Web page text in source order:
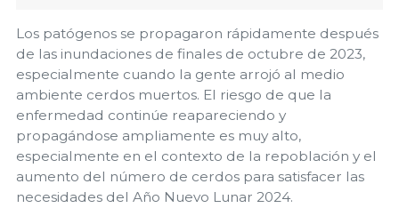
Los patógenos se propagaron rápidamente después
de las inundaciones de finales de octubre de 2023,
especialmente cuando la gente arrojó al medio
ambiente cerdos muertos. El riesgo de que la
enfermedad continúe reapareciendo y
propagándose ampliamente es muy alto,
especialmente en el contexto de la repoblación y el
aumento del número de cerdos para satisfacer las
necesidades del Año Nuevo Lunar 2024.